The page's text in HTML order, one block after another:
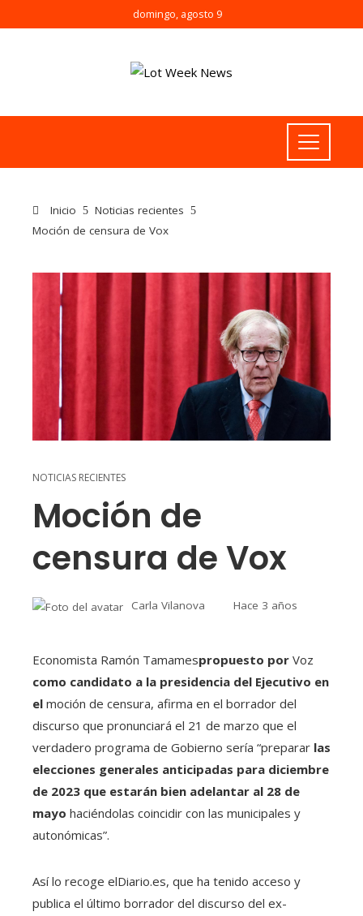
domingo, agosto 9
Inicio
Noticias recientes
Moción de censura de Vox
NOTICIAS RECIENTES
Moción de
censura de Vox
Carla Vilanova Hace 3 años
Economista Ramón Tamamespropuesto por Voz
como candidato a la presidencia del Ejecutivo en
el moción de censura, afirma en el borrador del
discurso que pronunciará el 21 de marzo que el
verdadero programa de Gobierno sería “preparar las
elecciones generales anticipadas para diciembre
de 2023 que estarán bien adelantar al 28 de
mayo haciéndolas coincidir con las municipales y
autonómicas”.
Así lo recoge elDiario.es, que ha tenido acceso y
publica el último borrador del discurso del ex-